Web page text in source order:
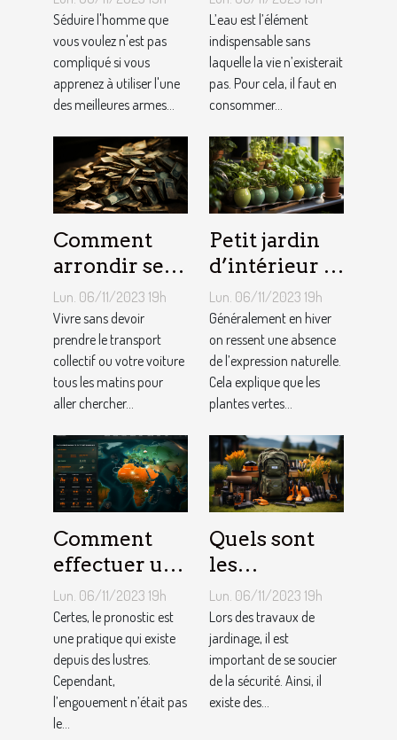
Séduire l'homme que
vous voulez n'est pas
compliqué si vous
apprenez à utiliser l'une
des meilleures armes...
d’eau qu’il
faut au
quotidien ?
L’eau est l’élément
indispensable sans
laquelle la vie n’existerait
pas. Pour cela, il faut en
consommer...
Comment
arrondir ses
fins du mois
avec
l’internet ?
Lun. 06/11/2023 19h
Vivre sans devoir
prendre le transport
collectif ou votre voiture
tous les matins pour
aller chercher...
Petit jardin
d’intérieur :
comment en
créer chez
soi ?
Lun. 06/11/2023 19h
Généralement en hiver
on ressent une absence
de l’expression naturelle.
Cela explique que les
plantes vertes...
Comment
effectuer un
pronostic en
ligne ?
Lun. 06/11/2023 19h
Certes, le pronostic est
une pratique qui existe
depuis des lustres.
Cependant,
l’engouement n’était pas
le...
Quels sont
les
équipements
pour le
jardinage ?
Lun. 06/11/2023 19h
Lors des travaux de
jardinage, il est
important de se soucier
de la sécurité. Ainsi, il
existe des...